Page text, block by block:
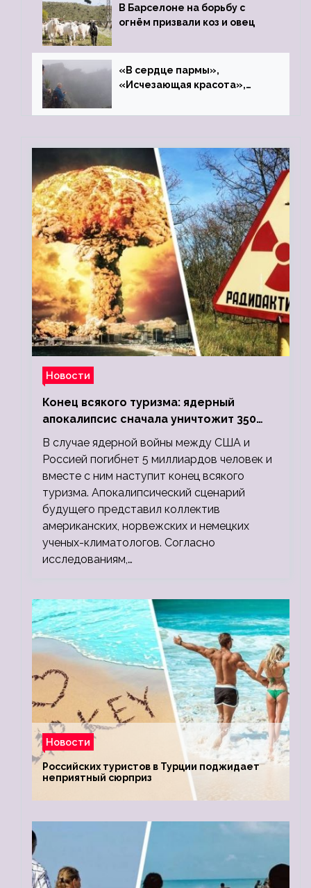
В Барселоне на борьбу с
огнём призвали коз и овец
«В сердце пармы»,
«Исчезающая красота»,
Новости
Конец всякого туризма: ядерный
апокалипсис сначала уничтожит 350
миллионов, а потом 5 миллиардов
людей
В случае ядерной войны между США и
Россией погибнет 5 миллиардов человек и
вместе с ним наступит конец всякого
туризма. Апокалипсический сценарий
будущего представил коллектив
американских, норвежских и немецких
ученых-климатологов. Согласно
исследованиям,…
Новости
Российских туристов в Турции поджидает
неприятный сюрприз